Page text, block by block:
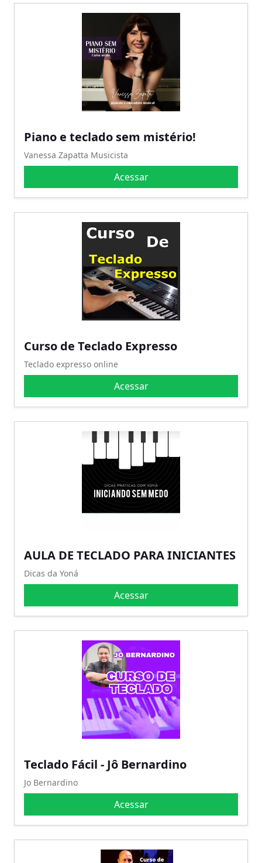
Piano e teclado sem mistério!
Vanessa Zapatta Musicista
Acessar
Curso de Teclado Expresso
Teclado expresso online
Acessar
AULA DE TECLADO PARA INICIANTES
Dicas da Yoná
Acessar
Teclado Fácil - Jô Bernardino
Jo Bernardino
Acessar